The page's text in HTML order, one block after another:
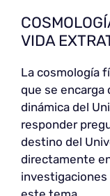
VIDA
La cosmología
que se encarga
dinámica del
responder
destino del
directamente